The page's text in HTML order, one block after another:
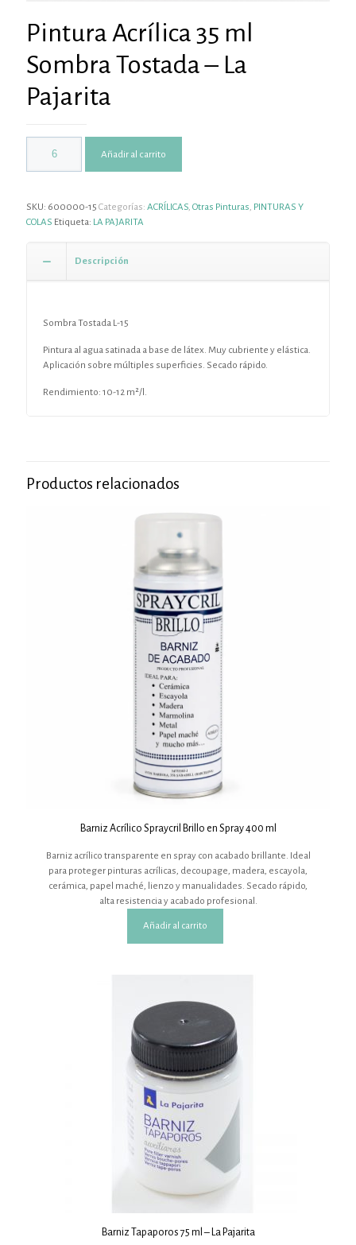
Pintura Acrílica 35 ml
Sombra Tostada – La
Pajarita
Añadir al carrito
SKU: 600000-15 Categorías: ACRÍLICAS, Otras Pinturas, PINTURAS Y
COLAS Etiqueta: LA PAJARITA
Descripción
Sombra Tostada L-15
Pintura al agua satinada a base de látex. Muy cubriente y elástica.
Aplicación sobre múltiples superficies. Secado rápido.
Rendimiento: 10-12 m²/l.
Productos relacionados
Barniz Acrílico Spraycril Brillo en Spray 400 ml
Barniz acrílico transparente en spray con acabado brillante. Ideal
para proteger pinturas acrílicas, decoupage, madera, escayola,
cerámica, papel maché, lienzo y manualidades. Secado rápido,
alta resistencia y acabado profesional.
Añadir al carrito
Barniz Tapaporos 75 ml – La Pajarita